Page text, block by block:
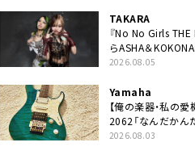
TAKARA
『No No Girls THE
らASHA＆
ニット・TAKARAが
2026.08.05
Yamaha
【俺の楽器・私の愛
2062「なんだかん
1番」
2026.08.03